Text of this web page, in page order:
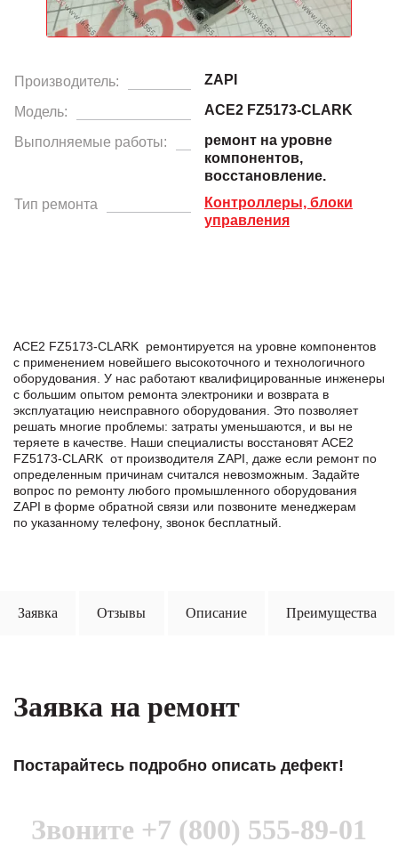
Производитель: ZAPI
Модель: ACE2 FZ5173-CLARK
Выполняемые работы:
ремонт на уровне
компонентов,
восстановление.
Тип ремонта
Контроллеры, блоки
управления
ACE2 FZ5173-CLARK ремонтируется на уровне компонентов
с применением новейшего высокоточного и технологичного
оборудования. У нас работают квалифицированные инженеры
с большим опытом ремонта электроники и возврата в
эксплуатацию неисправного оборудования. Это позволяет
решать многие проблемы: затраты уменьшаются, и вы не
теряете в качестве. Наши специалисты восстановят ACE2
FZ5173-CLARK от производителя ZAPI, даже если ремонт по
определенным причинам считался невозможным. Задайте
вопрос по ремонту любого промышленного оборудования
ZAPI в формe обратной связи или позвоните менеджерам
по указанному телефону, звонок бесплатный.
Заявка Отзывы Описание Преимущества
Заявка на ремонт
Постарайтесь подробно описать дефект!
Звоните +7 (800) 555-89-01